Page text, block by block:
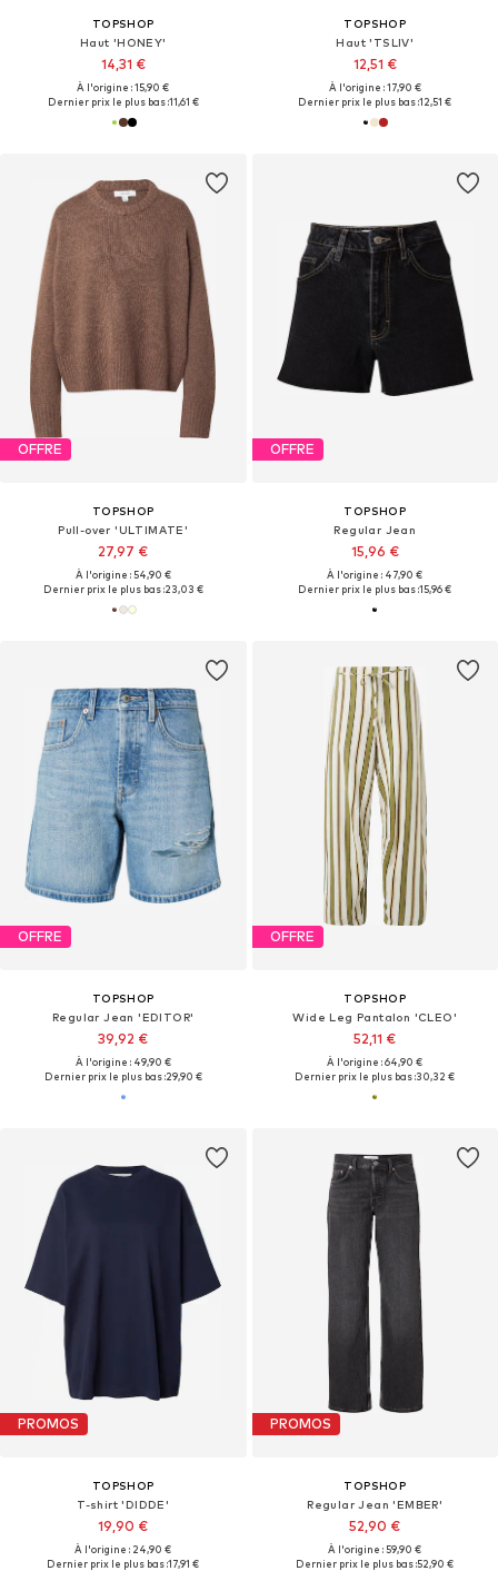
TOPSHOP
Haut 'HONEY'
14,31 €
À l'origine : 15,90 €
Dernier prix le plus bas :11,61 €
TOPSHOP
Haut 'TSLIV'
12,51 €
À l'origine : 17,90 €
Dernier prix le plus bas :12,51 €
OFFRE
TOPSHOP
Pull-over 'ULTIMATE'
27,97 €
À l'origine : 54,90 €
Dernier prix le plus bas :23,03 €
OFFRE
TOPSHOP
Regular Jean
15,96 €
À l'origine : 47,90 €
Dernier prix le plus bas :15,96 €
OFFRE
TOPSHOP
Regular Jean 'EDITOR'
39,92 €
À l'origine : 49,90 €
Dernier prix le plus bas :29,90 €
OFFRE
TOPSHOP
Wide Leg Pantalon 'CLEO'
52,11 €
À l'origine : 64,90 €
Dernier prix le plus bas :30,32 €
PROMOS
TOPSHOP
T-shirt 'DIDDE'
19,90 €
À l'origine : 24,90 €
Dernier prix le plus bas :17,91 €
PROMOS
TOPSHOP
Regular Jean 'EMBER'
52,90 €
À l'origine : 59,90 €
Dernier prix le plus bas :52,90 €